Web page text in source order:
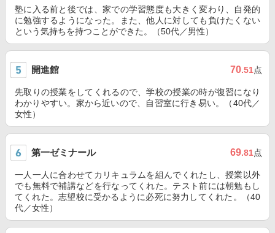
塾に入る前と後では、家での学習態度も大きく変わり、自発的
に勉強するようになった。また、他人に対しても負けたくない
という気持ちを持つことができた。（50代／男性）
開進館 70.51点
先取りの授業をしてくれるので、学校の授業の時が復習になり
わかりやすい。家から近いので、自習室に行き易い。（40代／
女性）
第一ゼミナール 69.81点
一人一人に合わせてカリキュラムを組んでくれたし、授業以外
でも無料で補講などを行なってくれた。テスト前には朝勉もし
てくれた。志望校に受かるように必死に努力してくれた。（40
代／女性）